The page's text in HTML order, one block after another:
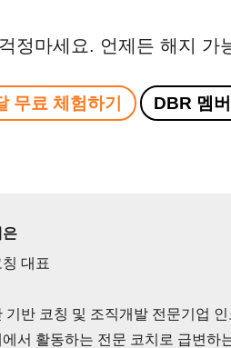
걱정마세요. 언제든 해지 가
무료 체험하기 DBR 멤
은
대표
기반 코칭 및 조직개발 전문기업
에서 활동하는 전문 코치로 급변하